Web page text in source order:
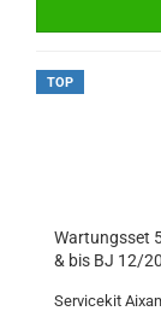
TOP
Wartungsset
& bis BJ 12/
Servicekit